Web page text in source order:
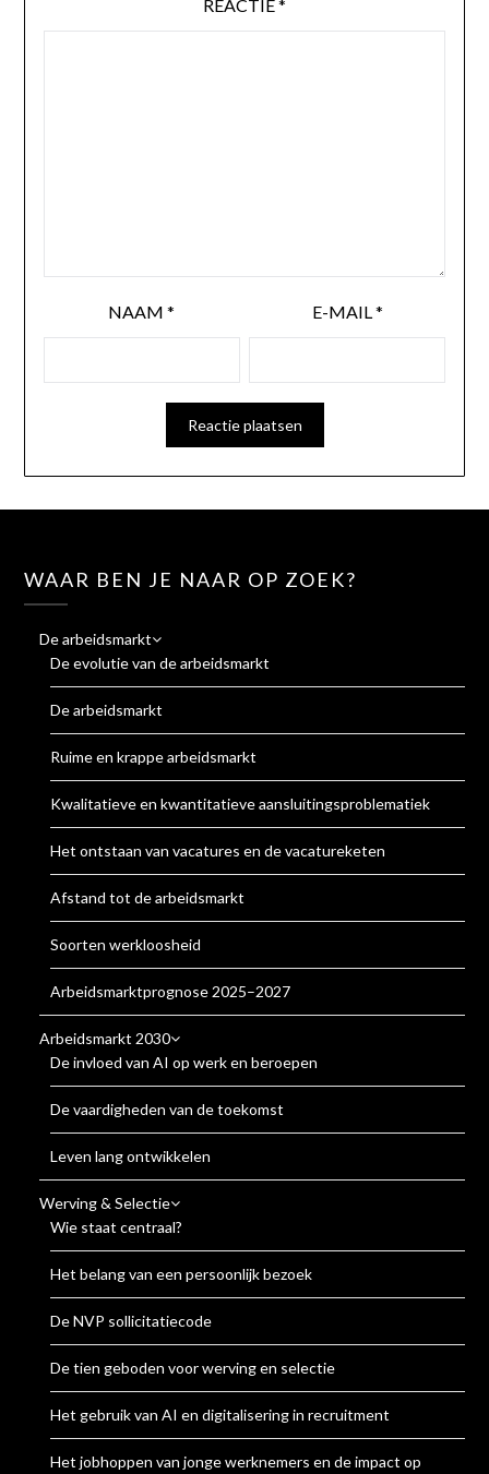
REACTIE*
NAAM* E-MAIL *
WAAR BEN JE NAAR OP ZOEK?
De arbeidsmarkt
De evolutie van de arbeidsmarkt
De arbeidsmarkt
Ruime en krappe arbeidsmarkt
Kwalitatieve en kwantitatieve aansluitingsproblematiek
Het ontstaan van vacatures en de vacatureketen
Afstand tot de arbeidsmarkt
Soorten werkloosheid
Arbeidsmarktprognose 2025–2027
Arbeidsmarkt 2030
De invloed van AI op werk en beroepen
De vaardigheden van de toekomst
Leven lang ontwikkelen
Werving & Selectie
Wie staat centraal?
Het belang van een persoonlijk bezoek
De NVP sollicitatiecode
De tien geboden voor werving en selectie
Het gebruik van AI en digitalisering in recruitment
Het jobhoppen van jonge werknemers en de impact op